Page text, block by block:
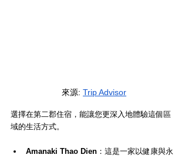
來源: Trip Advisor
選擇在第二郡住宿，能讓您更深入地體驗這個區
域的生活方式。
Amanaki Thao Dien ：這是一家以健康與永